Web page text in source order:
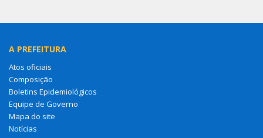
A PREFEITURA
Atos oficiais
Composição
Boletins Epidemiológicos
Equipe de Governo
Mapa do site
Notícias